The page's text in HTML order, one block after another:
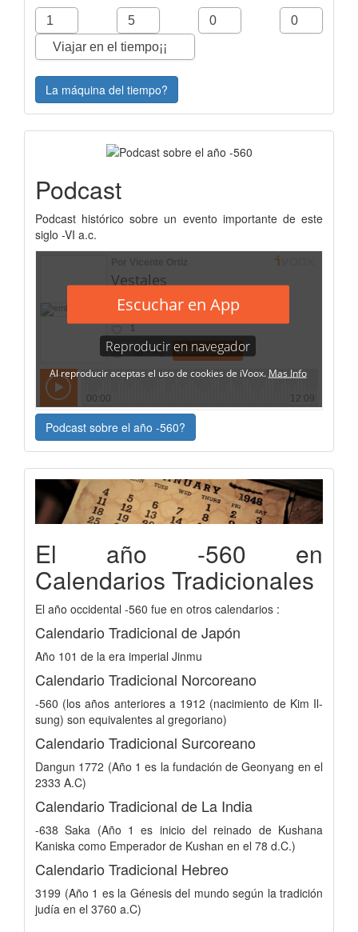
La máquina del tiempo?
Podcast
Podcast histórico sobre un evento importante de este
siglo -VI a.c.
Podcast sobre el año -560?
El año -560 en
Calendarios Tradicionales
El año occidental -560 fue en otros calendarios :
Calendario Tradicional de Japón
Año 101 de la era imperial Jinmu
Calendario Tradicional Norcoreano
-560 (los años anteriores a 1912 (nacimiento de Kim Il-
sung) son equivalentes al gregoriano)
Calendario Tradicional Surcoreano
Dangun 1772 (Año 1 es la fundación de Geonyang en el
2333 A.C)
Calendario Tradicional de La India
-638 Saka (Año 1 es inicio del reinado de Kushana
Kaniska como Emperador de Kushan en el 78 d.C.)
Calendario Tradicional Hebreo
3199 (Año 1 es la Génesis del mundo según la tradición
judía en el 3760 a.C)